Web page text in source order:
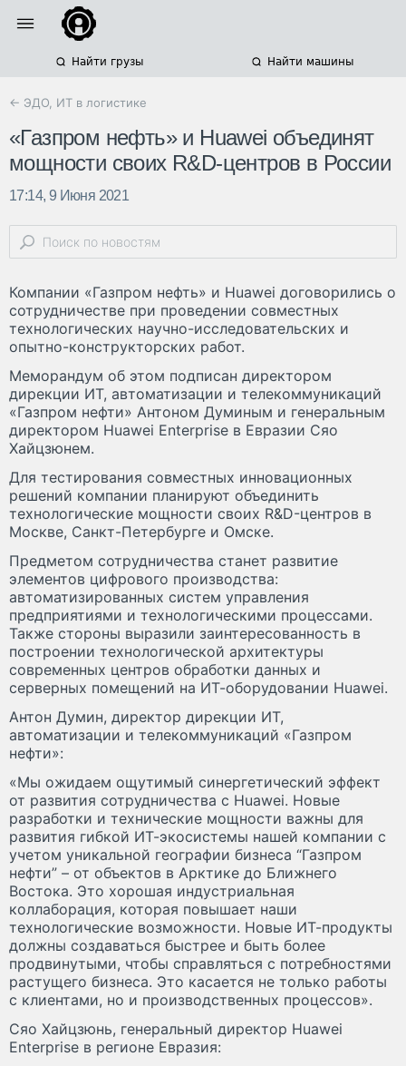
Найти грузы Найти машины
← ЭДО, ИТ в логистике
«Газпром нефть» и Huawei объединят
мощности своих R&D-центров в России
17:14, 9 Июня 2021
Компании «Газпром нефть» и Huawei договорились о
сотрудничестве при проведении совместных
технологических научно-исследовательских и
опытно-конструкторских работ.
Меморандум об этом подписан директором
дирекции ИТ, автоматизации и телекоммуникаций
«Газпром нефти» Антоном Думиным и генеральным
директором Huawei Enterprise в Евразии Сяо
Хайцзюнем.
Для тестирования совместных инновационных
решений компании планируют объединить
технологические мощности своих R&D-центров в
Москве, Санкт-Петербурге и Омске.
Предметом сотрудничества станет развитие
элементов цифрового производства:
автоматизированных систем управления
предприятиями и технологическими процессами.
Также стороны выразили заинтересованность в
построении технологической архитектуры
современных центров обработки данных и
серверных помещений на ИТ-оборудовании Huawei.
Антон Думин, директор дирекции ИТ,
автоматизации и телекоммуникаций «Газпром
нефти»:
«Мы ожидаем ощутимый синергетический эффект
от развития сотрудничества с Huawei. Новые
разработки и технические мощности важны для
развития гибкой ИТ-экосистемы нашей компании с
учетом уникальной географии бизнеса “Газпром
нефти” – от объектов в Арктике до Ближнего
Востока. Это хорошая индустриальная
коллаборация, которая повышает наши
технологические возможности. Новые ИТ-продукты
должны создаваться быстрее и быть более
продвинутыми, чтобы справляться с потребностями
растущего бизнеса. Это касается не только работы
с клиентами, но и производственных процессов».
Сяо Хайцзюнь, генеральный директор Huawei
Enterprise в регионе Евразия: